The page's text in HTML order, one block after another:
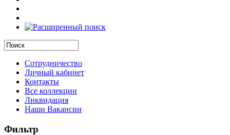
Сотрудничество
Личный кабинет
Контакты
Все коллекции
Ликвидация
Наши Вакансии
Фильтр